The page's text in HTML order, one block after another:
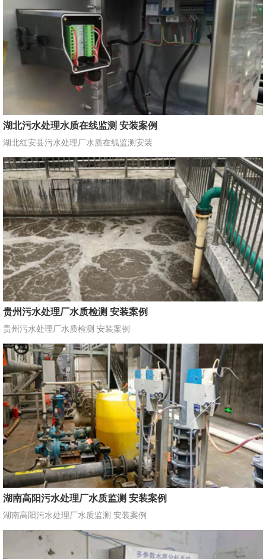
湖北污水处理水质在线监测 安装案例
湖北红安县污水处理厂水质在线监测安装
贵州污水处理厂水质检测 安装案例
贵州污水处理厂水质检测 安装案例
湖南高阳污水处理厂水质监测 安装案例
湖南高阳污水处理厂水质监测 安装案例